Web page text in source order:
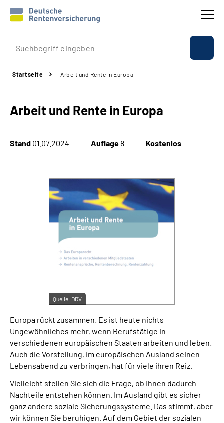
Prävention
Rente
Beratung & Kontakt
Über uns & Presse
Online-Services
Inhalte in Gebärdensprache (DGS)
Leichte Sprache
Mein Kundenportal
Startseite Arbeit und Rente in Europa
Arbeit und Rente in Europa
Stand 01.07.2024 Auflage 8 Kostenlos
Quelle: DRV
Europa rückt zusammen. Es ist heute nichts
Ungewöhnliches mehr, wenn Berufstätige in
verschiedenen europäischen Staaten arbeiten und leben.
Auch die Vorstellung, im europäischen Ausland seinen
Lebensabend zu verbringen, hat für viele ihren Reiz.
Vielleicht stellen Sie sich die Frage, ob Ihnen dadurch
Nachteile entstehen können. Im Ausland gibt es sicher
ganz andere soziale Sicherungssysteme. Das stimmt, aber
wir können Sie beruhigen. Auf dem Gebiet der sozialen